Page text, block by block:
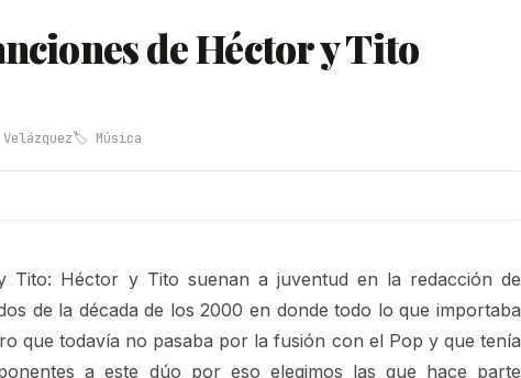
de Héctor y Tito
🏷️ Música
Tito: Héctor y Tito suenan a juventud en la redacción de
de la década de los 2000 en donde todo lo que importaba
que todavía no pasaba por la fusión con el Pop y que tenía
a este dúo por eso elegimos las que hace parte